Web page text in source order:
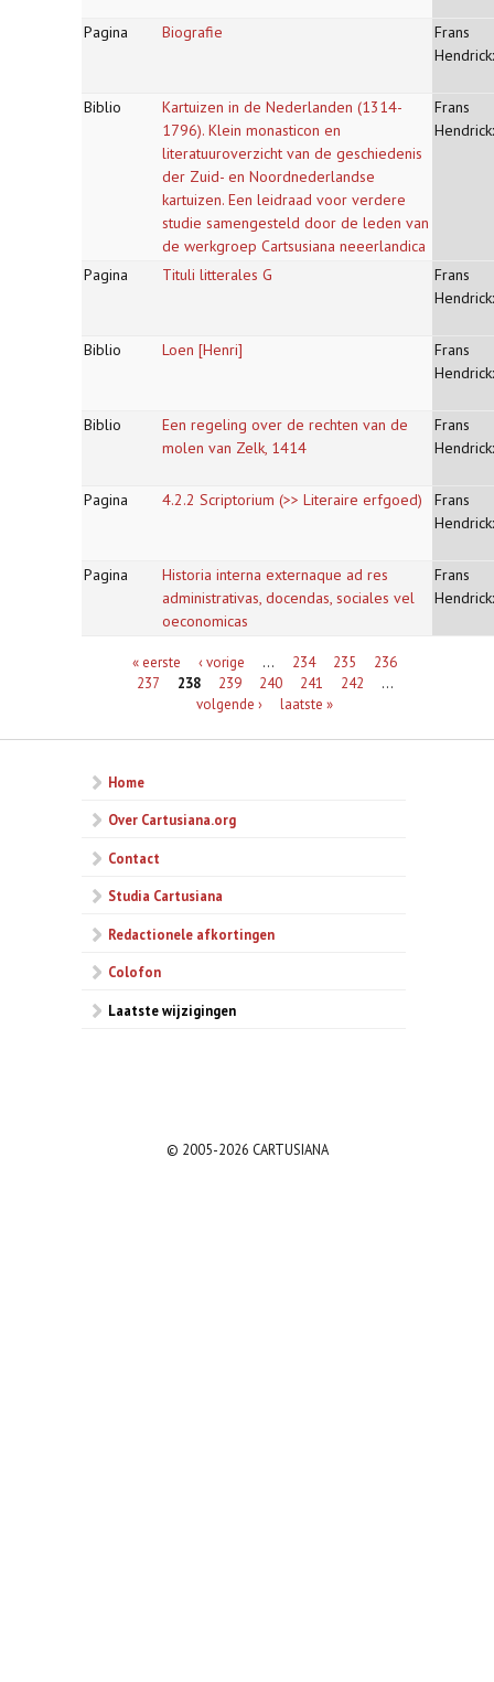
Pagina Biografie
Frans
Biblio
Kartuizen in de Nederlanden (1314-
1796). Klein monasticon en
literatuuroverzicht van de geschiedenis
der Zuid- en Noordnederlandse
kartuizen. Een leidraad voor verdere
studie samengesteld door de leden van
de werkgroep Cartsusiana neeerlandica
Frans
Pagina Tituli litterales G
Frans
Biblio Loen [Henri]
Frans
Biblio
Een regeling over de rechten van de
molen van Zelk, 1414
Frans
Pagina 4.2.2 Scriptorium (>> Literaire erfgoed)
Frans
Pagina
Historia interna externaque ad res
administrativas, docendas, sociales vel
oeconomicas
Frans
Pagina's« eerste ‹ vorige … 234 235
236
237
238 239 240 241 242
…
volgende ›
laatste »
Home
Over Cartusiana.org
Contact
Studia Cartusiana
Redactionele afkortingen
Colofon
Laatste wijzigingen
© 2005-2026 CARTUSIANA